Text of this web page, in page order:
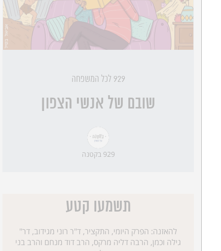
929 לכל המשפחה
שובם של אנשי הצפון
929 בקטנה
תשמעו קטע
להאזנה: הפרק היומי, התקציר, ד"ר רוני מגידוב, דר"
גילה וכמן, הרבה דליה מרקס, הרב דוד מנחם והרב בני